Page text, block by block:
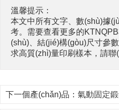
溫馨提示：
本文中所有文字、數(shù)據
考。需要查看更多的
(shù)、結(jié)構(gòu)尺寸參數
求高質(zhì)量印刷樣本，請聯
下一個產(chǎn)品： 氣動固定